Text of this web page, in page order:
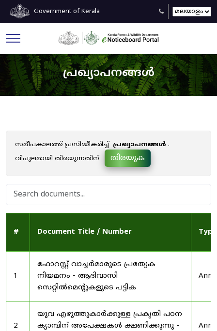
Government of Kerala
പ്രഖ്യാപനങ്ങൾ
സമീപകാലത്ത് പ്രസിദ്ധീകരിച്ച് പ്രഖ്യാപനങ്ങൾ .
വിപുലമായി തിരയുന്നതിന്
തിരയുക
# Document Title / Number Type
1
ഫോറസ്റ്റ് വാച്ചർമാരുടെ പ്രത്യേക
നിയമനം - ആദിവാസി
സെറ്റിൽമെന്റുകളുടെ പട്ടിക
2
യുവ എഴുത്തുകാർക്കുള്ള പ്രകൃതി പഠന
ക്യാമ്പിന് അപേക്ഷകൾ ക്ഷണിക്കുന്നു -